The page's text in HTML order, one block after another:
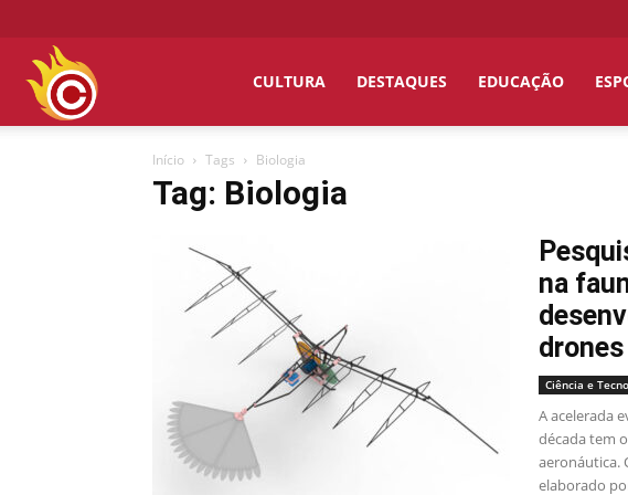
CULTURA DESTAQUES EDUCAÇÃO
Início Tags Biologia
Tag: Biologia
na
drones
Ciência e
A acelerada
década tem
aeronáutica.
elaborado